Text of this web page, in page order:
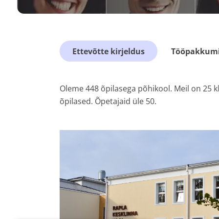
Ettevõtte kirjeldus
Oleme 448 õpilasega põhikool. Meil on 25
õpilased. Õpetajaid üle 50.